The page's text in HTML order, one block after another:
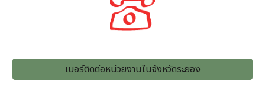
เบอร์ติดต่อหน่วยงานในจังหวัดระยอง